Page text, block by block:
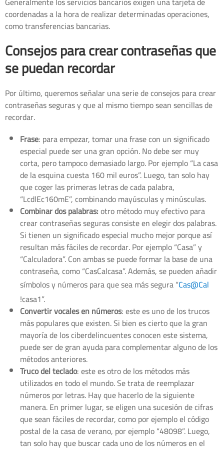
coordenadas a la hora de realizar determinadas operaciones,
como transferencias bancarias.
Consejos para crear contraseñas que
se puedan recordar
Por último, queremos señalar una serie de consejos para crear
contraseñas seguras y que al mismo tiempo sean sencillas de
recordar.
Frase: para empezar, tomar una frase con un significado
especial puede ser una gran opción. No debe ser muy
corta, pero tampoco demasiado largo. Por ejemplo “La casa
de la esquina cuesta 160 mil euros”. Luego, tan solo hay
que coger las primeras letras de cada palabra,
“LcdlEc160mE”, combinando mayúsculas y minúsculas.
Combinar dos palabras:otro método muy efectivo para
crear contraseñas seguras consiste en elegir dos palabras.
Si tienen un significado especial mucho mejor porque así
resultan más fáciles de recordar. Por ejemplo “Casa” y
“Calculadora”. Con ambas se puede formar la base de una
contraseña, como “CasCalcasa”. Además, se pueden añadir
símbolos y números para que sea más segura “Cas@Cal
!casa1”.
Convertir vocales en números: este es uno de los trucos
más populares que existen. Si bien es cierto que la gran
mayoría de los ciberdelincuentes conocen este sistema,
puede ser de gran ayuda para complementar alguno de los
métodos anteriores.
Truco del teclado: este es otro de los métodos más
utilizados en todo el mundo. Se trata de reemplazar
números por letras. Hay que hacerlo de la siguiente
manera. En primer lugar, se eligen una sucesión de cifras
que sean fáciles de recordar, como por ejemplo el código
postal de la casa de verano, por ejemplo “48098”. Luego,
tan solo hay que buscar cada uno de los números en el